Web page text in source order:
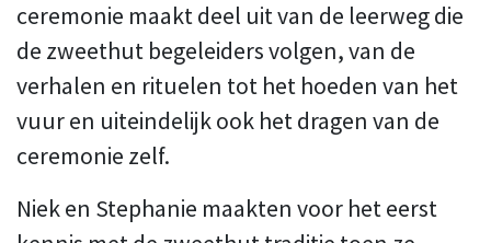
ceremonie maakt deel uit van de leerweg die
de zweethut begeleiders volgen, van de
verhalen en rituelen tot het hoeden van het
vuur en uiteindelijk ook het dragen van de
ceremonie zelf.
Niek en Stephanie maakten voor het eerst